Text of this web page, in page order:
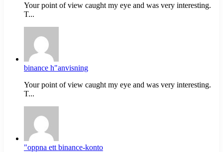
Your point of view caught my eye and was very interesting.
T...
binance h"anvisning
Your point of view caught my eye and was very interesting.
T...
"oppna ett binance-konto